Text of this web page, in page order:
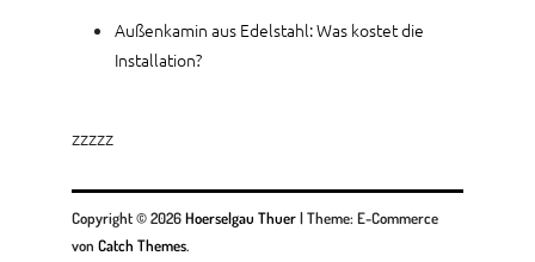
Außenkamin aus Edelstahl: Was kostet die
Installation?
zzzzz
Copyright © 2026Hoerselgau Thuer|Theme: E-Commerce
von Catch Themes.